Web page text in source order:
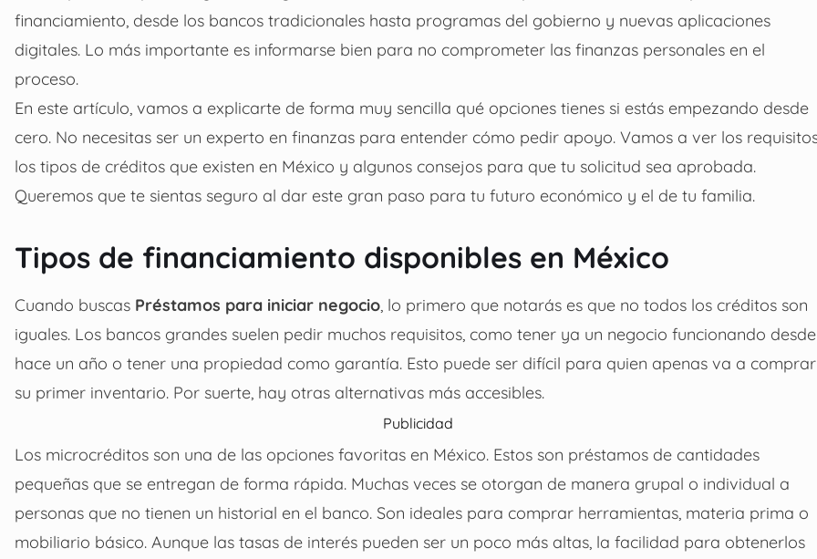
financiamiento, desde los bancos tradicionales hasta programas del gobierno y nuevas aplicaciones
digitales. Lo más importante es informarse bien para no comprometer las finanzas personales en el
proceso.
En este artículo, vamos a explicarte de forma muy sencilla qué opciones tienes si estás empezando desde
cero. No necesitas ser un experto en finanzas para entender cómo pedir apoyo. Vamos a ver los
los tipos de créditos que existen en México y algunos consejos para que tu solicitud sea aprobada.
Queremos que te sientas seguro al dar este gran paso para tu futuro económico y el de tu familia.
Tipos de financiamiento disponibles en México
Cuando buscas Préstamos para iniciar negocio , lo primero que notarás es que no todos los créditos son
iguales. Los bancos grandes suelen pedir muchos requisitos, como tener ya un negocio funcionando desde
hace un año o tener una propiedad como garantía. Esto puede ser difícil para quien apenas va a comprar
su primer inventario. Por suerte, hay otras alternativas más accesibles.
Publicidad
Los microcréditos son una de las opciones favoritas en México. Estos son préstamos de cantidades
pequeñas que se entregan de forma rápida. Muchas veces se otorgan de manera grupal o individual a
personas que no tienen un historial en el banco. Son ideales para comprar herramientas, materia prima o
mobiliario básico. Aunque las tasas de interés pueden ser un poco más altas, la facilidad para obtenerlos